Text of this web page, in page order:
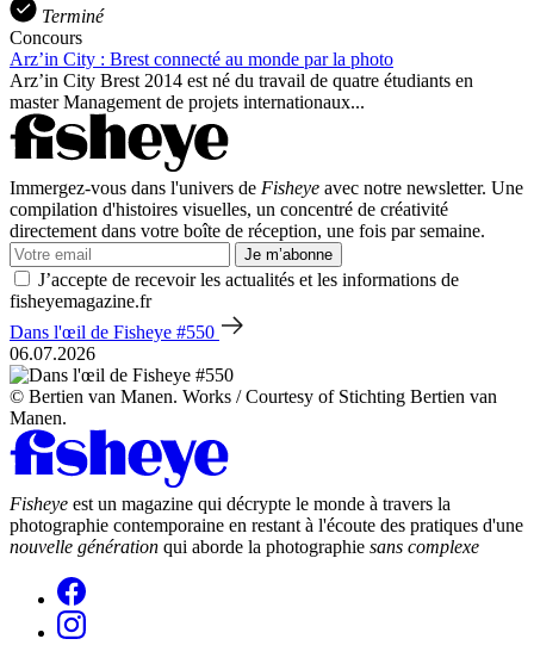
Terminé
Concours
Arz’in City : Brest connecté au monde par la photo
Arz’in City Brest 2014 est né du travail de quatre étudiants en
master Management de projets internationaux...
Immergez-vous dans l'univers de Fisheye avec notre newsletter. Une
compilation d'histoires visuelles, un concentré de créativité
directement dans votre boîte de réception, une fois par semaine.
Je m’abonne
J’accepte de recevoir les actualités et les informations de
fisheyemagazine.fr
Dans l'œil de Fisheye #550
06.07.2026
© Bertien van Manen. Works / Courtesy of Stichting Bertien van
Manen.
Fisheye est un magazine qui décrypte le monde à travers la
photographie contemporaine en restant à l'écoute des pratiques d'une
nouvelle génération qui aborde la photographie sans complexe